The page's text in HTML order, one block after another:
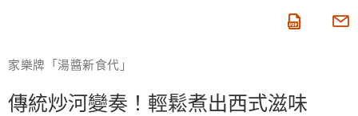
家樂牌「湯醬新食代」
傳統炒河變奏！輕鬆煮出西式滋味